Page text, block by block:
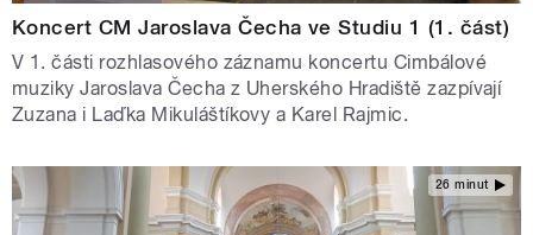
Koncert CM Jaroslava Čecha ve Studiu 1 (1. část)
V 1. části rozhlasového záznamu koncertu Cimbálové
muziky Jaroslava Čecha z Uherského Hradiště zazpívají
Zuzana i Laďka Mikuláštíkovy a Karel Rajmic.
26 minut